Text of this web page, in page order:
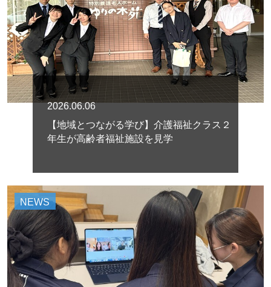
2026.06.06
【地域とつながる学び】介護福祉クラス２
年生が高齢者福祉施設を見学
NEWS